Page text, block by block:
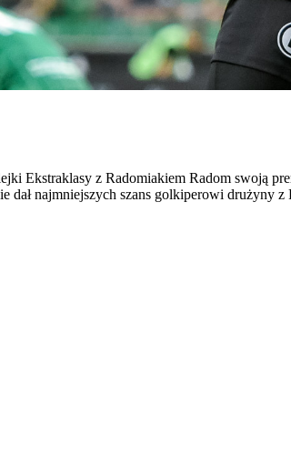
Ekstraklasy z Radomiakiem Radom swoją
dał najmniejszych szans golkiperowi drużyny